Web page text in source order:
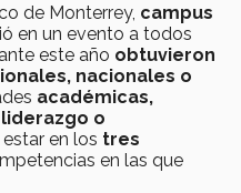
de Monterrey, campus
en un evento a todos
este año obtuvieron
nacionales o
académicas,
o
estar en los tres
en las que